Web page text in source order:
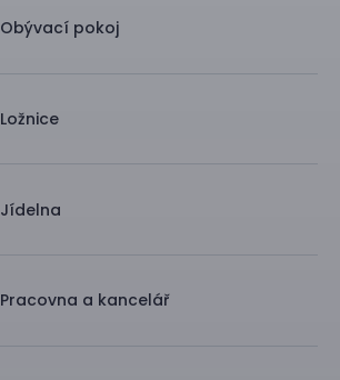
Obývací pokoj
Ložnice
Jídelna
Pracovna a kancelář